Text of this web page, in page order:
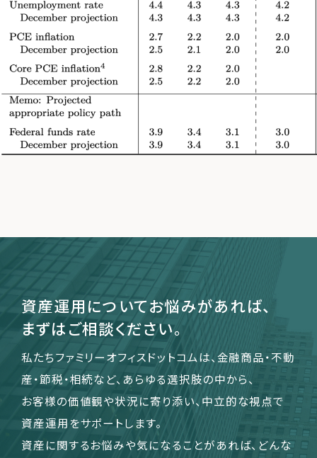
無料講座
コラム
利用者の声
無料ご相談
よくある質問
資産運用についてお悩みがあれば、
まずはご相談ください。
私たちファミリーオフィスドットコムは、金融商品・不動
産・節税・相続など、あらゆる選択肢の中から、
お客様の価値観や状況に寄り添い、中立的な視点で
資産運用をサポートします。
資産に関するお悩みや気になることがあれば、どんな